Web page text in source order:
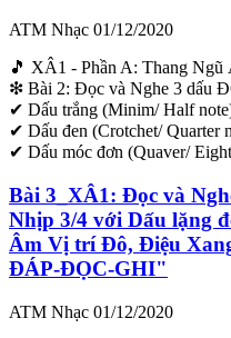
ATM Nhạc 01/12/2020
🎵 XÂ1 - Phần A: Thang
❇ Bài 2: Đọc và Nghe 3 dấu
✔ Dấu trắng (Minim/ Half
✔ Dấu đen (Crotchet/ Quarter
✔ Dấu móc đơn (Quaver/
Bài 3_XÂ1: Đọc và
Nhịp 3/4 với Dấu lặng
Âm Vị trí Đô, Điệu
ĐÁP-ĐỌC-GHI"
ATM Nhạc 01/12/2020